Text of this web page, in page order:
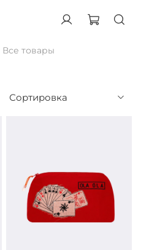
Все товары